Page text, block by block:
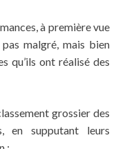
à première vue
pas malgré, mais bien
qu’ils ont réalisé des
grossier des
en supputant leurs